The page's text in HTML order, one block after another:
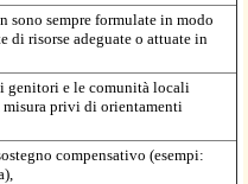
sono sempre formulate in modo
di risorse adeguate o attuate in
genitori e le comunità locali
misura privi di orientamenti
compensativo (esempi: